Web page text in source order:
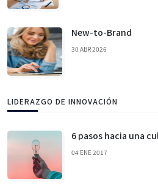
New-to-Brand
30 ABR 2026
LIDERAZGO DE INNOVACIÓN
6 pasos hacia una
04 ENE 2017